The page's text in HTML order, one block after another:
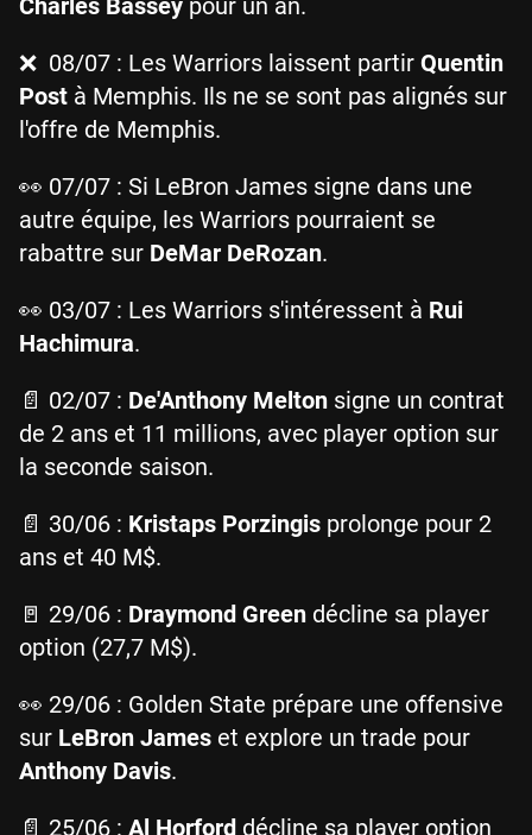
Charles Bassey pour un an.
❌ 08/07 : Les Warriors laissent partir Quentin
Post à Memphis. Ils ne se sont pas alignés sur
l'offre de Memphis.
👀 07/07 : Si LeBron James signe dans une
autre équipe, les Warriors pourraient se
rabattre sur DeMar DeRozan.
👀 03/07 : Les Warriors s'intéressent à Rui
Hachimura.
📄 02/07 : De'Anthony Melton signe un contrat
de 2 ans et 11 millions, avec player option sur
la seconde saison.
📄 30/06 : Kristaps Porzingis prolonge pour 2
ans et 40 M$.
🚪 29/06 : Draymond Green décline sa player
option (27,7 M$).
👀 29/06 : Golden State prépare une offensive
sur LeBron James et explore un trade pour
Anthony Davis.
📄 25/06 : Al Horford décline sa player option